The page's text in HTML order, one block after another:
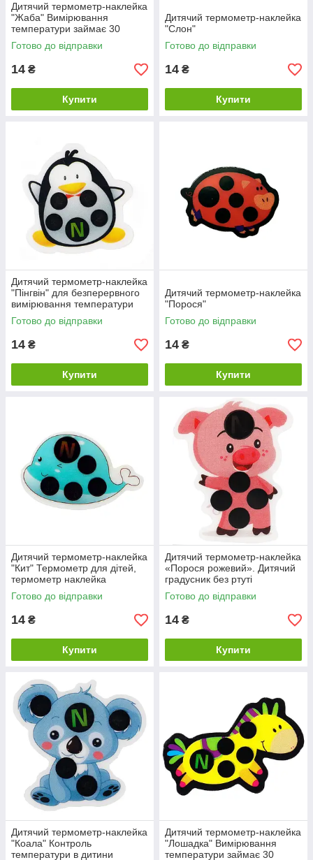
Дитячий термометр-наклейка
"Жаба" Вимірювання
температури займає 30
секунд
Готово до відправки
14 ₴
Купити
Дитячий термометр-наклейка
"Слон"
Готово до відправки
14 ₴
Купити
Дитячий термометр-наклейка
"Пінгвін" для безперервного
вимірювання температури
Готово до відправки
14 ₴
Купити
Дитячий термометр-наклейка
"Порося"
Готово до відправки
14 ₴
Купити
Дитячий термометр-наклейка
"Кит" Термометр для дітей,
термометр наклейка
Готово до відправки
14 ₴
Купити
Дитячий термометр-наклейка
«Порося рожевий». Дитячий
градусник без ртуті
Готово до відправки
14 ₴
Купити
Дитячий термометр-наклейка
"Коала" Контроль
температури в дитини
Дитячий термометр-наклейка
"Лошадка" Вимірювання
температури займає 30